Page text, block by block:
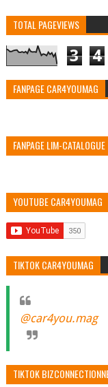
TOTAL PAGEVIEWS
3 4
FANPAGE CAR4YOUMAG
FANPAGE LIM-CATALOGUE
YOUTUBE CAR4YOUMAG
TIKTOK CAR4YOUMAG
@car4you.mag
TIKTOK